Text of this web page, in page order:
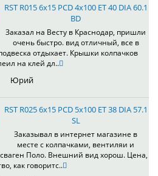
RST R015 6x15 PCD 4x100 ET 40 DIA 60.1
BD
Заказал на Весту в Краснодар, пришли
очень быстро. вид отличный, все в
отдыхает. Крышки колпачков
на клей дл..
Юрий
RST R025 6x15 PCD 5x100 ET 38 DIA 57.1
SL
Заказывал в интернет магазине в
месте с колпачками, вентиляи и
Поло. Внешний вид хорош. Цена,
как говоритс..